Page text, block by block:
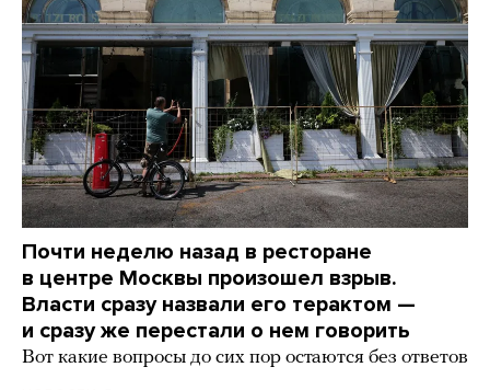
Почти неделю назад в ресторане
в центре Москвы произошел взрыв.
Власти сразу назвали его терактом —
и сразу же перестали о нем говорить
Вот какие вопросы до сих пор остаются без ответов